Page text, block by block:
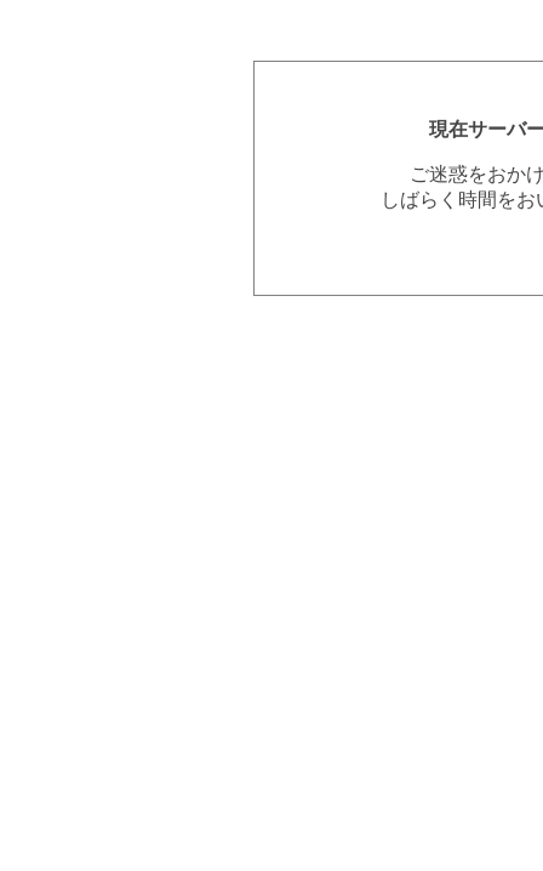
現在サーバ
ご迷惑をおか
しばらく時間を